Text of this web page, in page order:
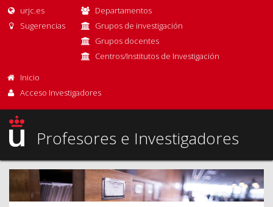
urjc.es
Sugerencias
Departamentos
Grupos de investigación
Grupos docentes
Centros/Institutos de Investigación
Inicio
Acceso Investigadores
Profesores e Investigadores